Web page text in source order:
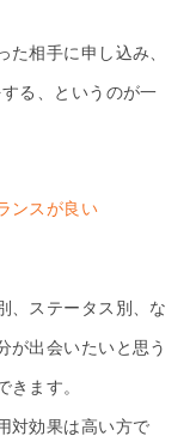
相手に申し込み、
る、というのが一
ンスが良い
、ステータス別、な
が出会いたいと思う
きます。
対効果は高い方で